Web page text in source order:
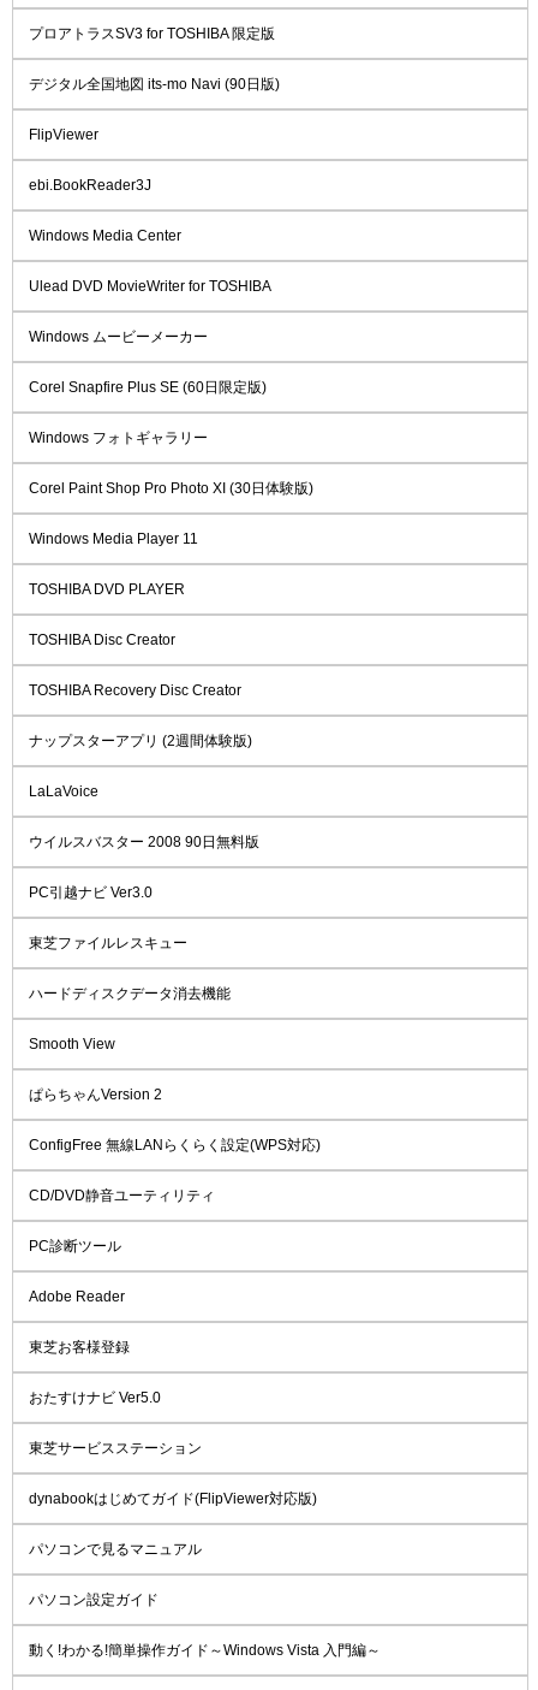
プロアトラスSV3 for TOSHIBA 限定版
デジタル全国地図 its-mo Navi (90日版)
FlipViewer
ebi.BookReader3J
Windows Media Center
Ulead DVD MovieWriter for TOSHIBA
Windows ムービーメーカー
Corel Snapfire Plus SE (60日限定版)
Windows フォトギャラリー
Corel Paint Shop Pro Photo XI (30日体験版)
Windows Media Player 11
TOSHIBA DVD PLAYER
TOSHIBA Disc Creator
TOSHIBA Recovery Disc Creator
ナップスターアプリ (2週間体験版)
LaLaVoice
ウイルスバスター 2008 90日無料版
PC引越ナビ Ver3.0
東芝ファイルレスキュー
ハードディスクデータ消去機能
Smooth View
ぱらちゃんVersion 2
ConfigFree 無線LANらくらく設定(WPS対応)
CD/DVD静音ユーティリティ
PC診断ツール
Adobe Reader
東芝お客様登録
おたすけナビ Ver5.0
東芝サービスステーション
dynabookはじめてガイド(FlipViewer対応版)
パソコンで見るマニュアル
パソコン設定ガイド
動く!わかる!簡単操作ガイド～Windows Vista 入門編～